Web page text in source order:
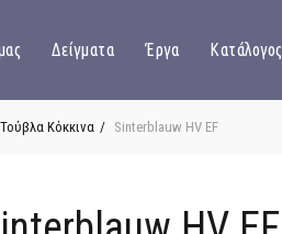
Δείγματα Έργα Κατάλογος
Τούβλα Κόκκινα Sinterblauw HV EF